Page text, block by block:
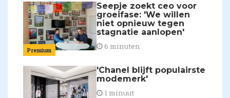
Premium
Seepje zoekt ceo voor
groeifase: 'We willen
niet opnieuw tegen
stagnatie aanlopen'
6 minuten
'Chanel blijft populairste
modemerk'
1 minuut